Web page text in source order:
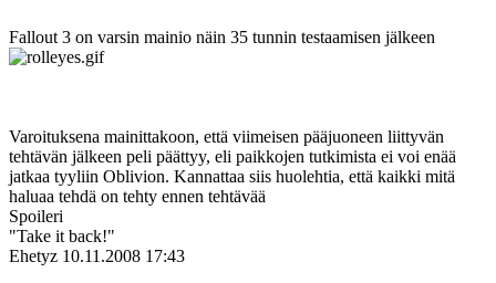
Fallout 3 on varsin mainio näin 35 tunnin testaamisen jälkeen
Varoituksena mainittakoon, että viimeisen pääjuoneen liittyvän
tehtävän jälkeen peli päättyy, eli paikkojen tutkimista ei voi enää
jatkaa tyyliin Oblivion. Kannattaa siis huolehtia, että kaikki mitä
haluaa tehdä on tehty ennen tehtävää
Spoileri
"Take it back!"
Ehetyz 10.11.2008 17:43